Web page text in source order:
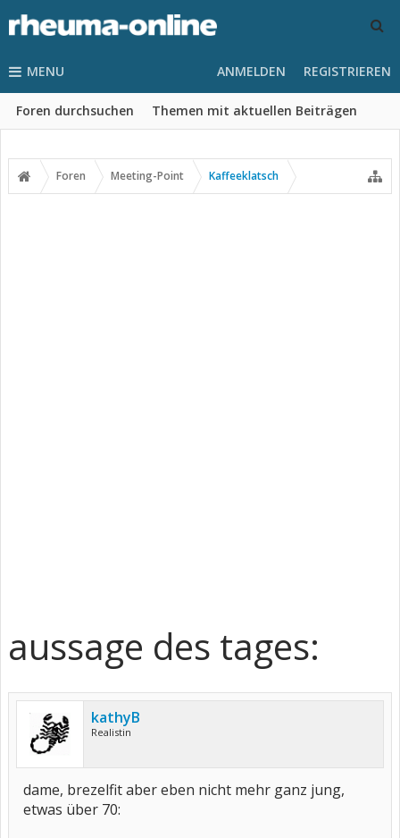
MENU
Foren durchsuchen Themen mit aktuellen Beiträgen
ANMELDEN REGISTRIEREN
Foren Meeting-Point Kaffeeklatsch
aussage des tages:
kathyB
Realistin
dame, brezelfit aber eben nicht mehr ganz jung,
etwas über 70: